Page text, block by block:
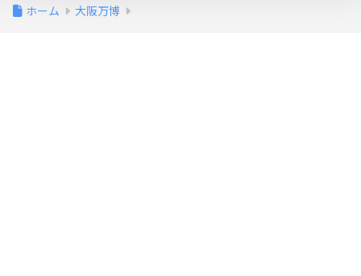
ホーム 大阪万博